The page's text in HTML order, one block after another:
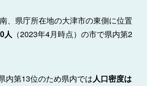
、県庁所在地の大津市の東側に位置
人 （2023年4月時点）の市で県内第2
内第13位のため県内では人口密度は